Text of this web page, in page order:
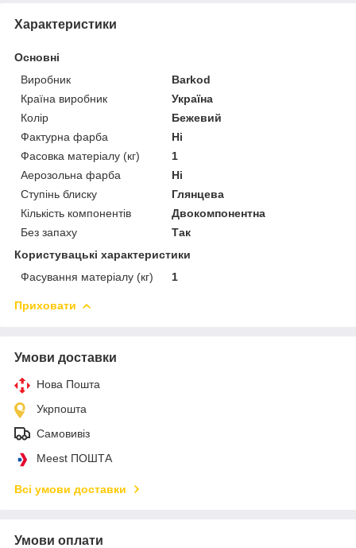
Характеристики
Основні
Виробник
Barkod
Країна виробник
Україна
Колір
Бежевий
Фактурна фарба
Ні
Фасовка матеріалу (кг)
1
Аерозольна фарба
Ні
Ступінь блиску
Глянцева
Кількість компонентів
Двокомпонентна
Без запаху
Так
Користувацькі характеристики
Фасування матеріалу (кг)
1
Приховати
Умови доставки
Нова Пошта
Укрпошта
Самовивіз
Meest ПОШТА
Всі умови доставки
Умови оплати